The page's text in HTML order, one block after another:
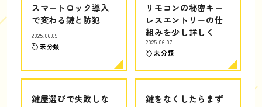
スマートロック導入
で変わる鍵と防犯
2025.06.09
未分類
リモコンの秘密キー
レスエントリーの仕
組みを少し詳しく
2025.06.07
未分類
鍵屋選びで失敗しな
鍵をなくしたらまず